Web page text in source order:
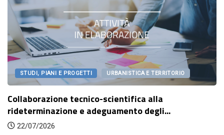
STUDI, PIANI E PROGETTI URBANISTICA E TERRITORIO
Collaborazione tecnico-scientifica alla
rideterminazione e adeguamento degli...
22/07/2026